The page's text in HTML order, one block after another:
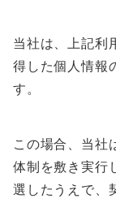
当社は、上記利
得した個人情報
す。
この場合、当社
体制を敷き実行
選したうえで、